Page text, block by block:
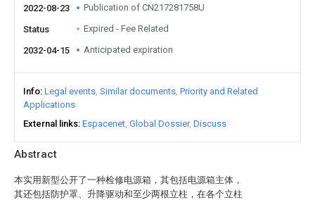
Abstract
本实用新型公开了一种检修电源箱，其包括电源箱主体，
其还包括防护罩、升降驱动和至少两根立柱，在各个立柱
2022-08-23 Publication of CN217281758U
Status Expired - Fee Related
2032-04-15 Anticipated expiration
Info Legal events Similar documents Priority and Related
Applications
External links Espacenet Global Dossier Discuss